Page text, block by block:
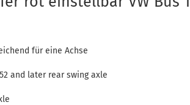
für eine Achse
and later rear swing axle